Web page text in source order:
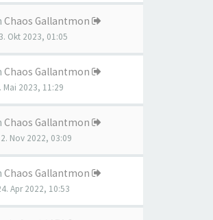
Chaos Gallantmon
Okt 2023, 01:05
Chaos Gallantmon
Mai 2023, 11:29
Chaos Gallantmon
Nov 2022, 03:09
Chaos Gallantmon
Apr 2022, 10:53